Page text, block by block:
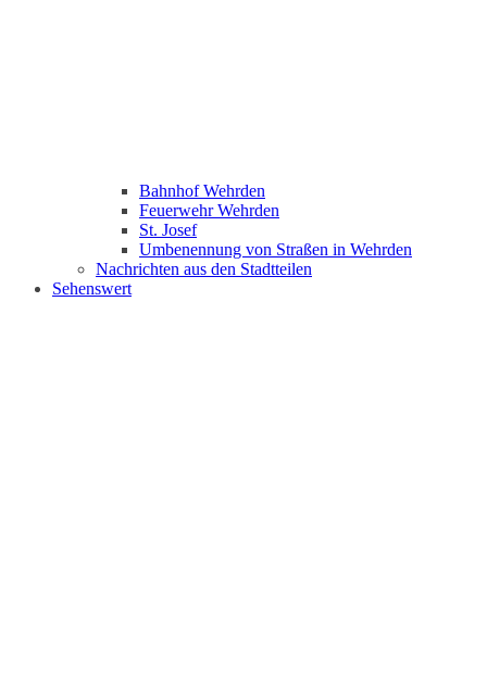
Bahnhof Wehrden
Feuerwehr Wehrden
St. Josef
Umbenennung von Straßen in Wehrden
Nachrichten aus den Stadtteilen
Sehenswert